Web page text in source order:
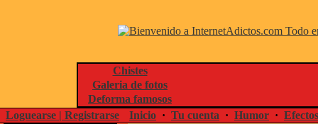
Chistes
Galeria de fotos
Deforma famosos
Loguearse | Registrarse
Inicio · Tu cuenta · Humor ·